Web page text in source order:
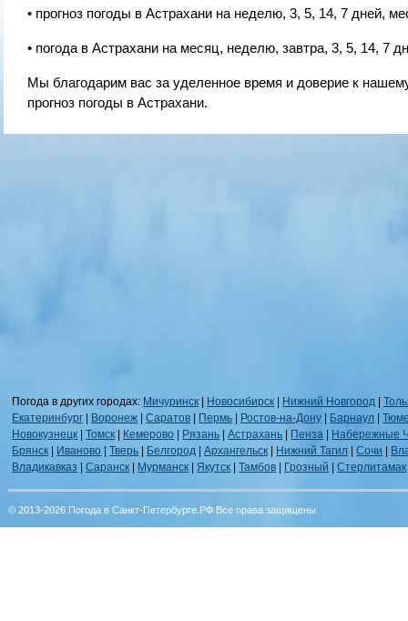
• прогноз погоды в Астрахани на неделю, 3, 5, 14, 7 дней,
• погода в Астрахани на месяц, неделю, завтра, 3, 5, 14, 7
Мы благодарим вас за уделенное время и доверие к
прогноз погоды в Астрахани.
Погода в других городах: Мичуринск | Новосибирск | Нижний Новгород |
Екатеринбург | Воронеж |Саратов | Пермь | Ростов-на-Дону | Барнаул |
Новокузнецк |Томск | Кемерово | Рязань |Астрахань | Пенза | Набережные
Брянск | Иваново |Тверь | Белгород |Архангельск | Нижний Тагил |Сочи |
Владикавказ |Саранск | Мурманск | Якутск |Тамбов | Грозный |Стерлитамак
© 2013-2026 Погода в Санкт-Петербурге.РФ Все права защищены